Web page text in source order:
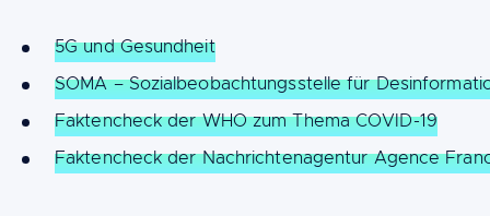
5G und Gesundheit
SOMA – Sozialbeobachtungsstelle für
Faktencheck der WHO zum Thema COVID-19
Faktencheck der Nachrichtenagentur Agence